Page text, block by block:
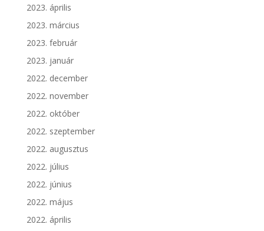
2023. április
2023. március
2023. február
2023. január
2022. december
2022. november
2022. október
2022. szeptember
2022. augusztus
2022. július
2022. június
2022. május
2022. április